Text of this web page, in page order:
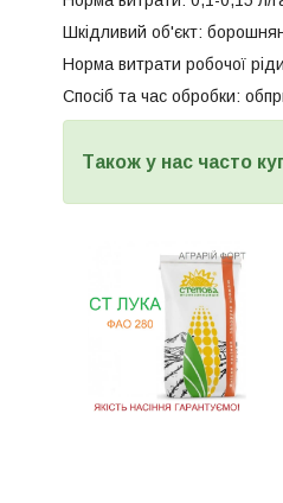
Шкідливий об'єкт:
Норма витрати робочої
Спосіб та час обробки:
Також у нас часто